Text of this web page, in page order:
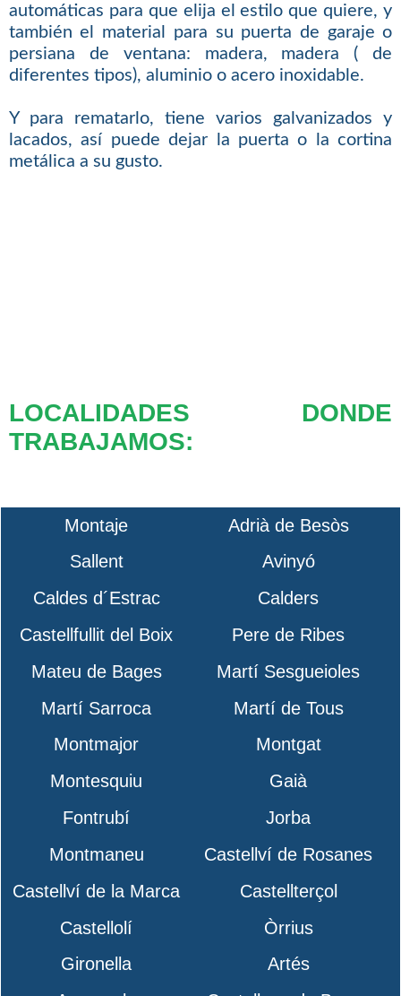
automáticas para que elija el estilo que quiere, y
también el material para su puerta de garaje o
persiana de ventana: madera, madera ( de
diferentes tipos), aluminio o acero inoxidable.
Y para rematarlo, tiene varios galvanizados y
lacados, así puede dejar la puerta o la cortina
metálica a su gusto.
LOCALIDADES DONDE
TRABAJAMOS:
Montaje
Adrià de Besòs
Sallent
Avinyó
Caldes d´Estrac
Calders
Castellfullit del Boix
Pere de Ribes
Mateu de Bages
Martí Sesgueioles
Martí Sarroca
Martí de Tous
Montmajor
Montgat
Montesquiu
Gaià
Fontrubí
Jorba
Montmaneu
Castellví de Rosanes
Castellví de la Marca
Castellterçol
Castellolí
Òrrius
Gironella
Artés